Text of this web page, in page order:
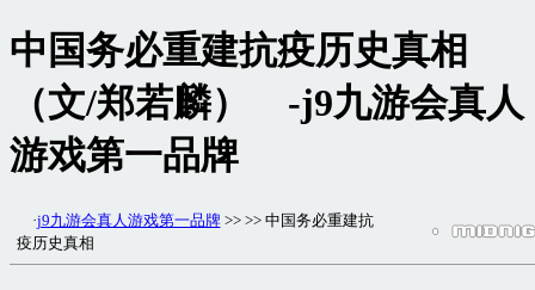
中国务必重建抗疫历史真相
（文/郑若麟） -j9九游会真人
游戏第一品牌
·j9九游会真人游戏第一品牌>> >> 中国务必重建抗
疫历史真相